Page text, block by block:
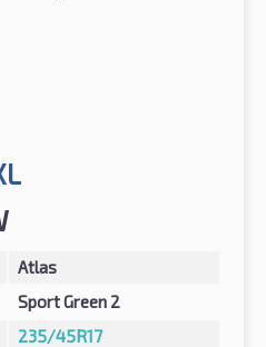
Atlas
Sport Green 2
235/45R17